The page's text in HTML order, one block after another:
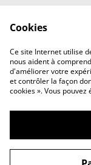
©2026l'éclipse
Cookies
Ce site Internet utilise
nous aident à
d'améliorer votre
et contrôler la façon
cookies ». Vous